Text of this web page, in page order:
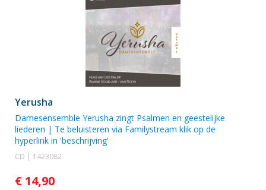
Yerusha
Damesensemble Yerusha zingt Psalmen en geestelijke
liederen | Te beluisteren via Familystream klik op de
hyperlink in 'beschrijving'
CD | 1423082
€ 14,90